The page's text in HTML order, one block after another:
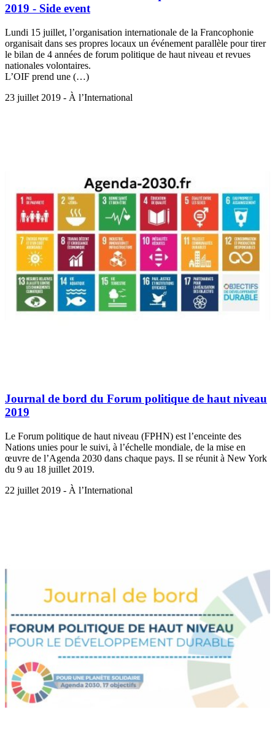
2019 - Side event
Lundi 15 juillet, l’organisation internationale de la Francophonie
organisait dans ses propres locaux un événement parallèle pour tirer
le bilan de 4 années de forum politique de haut niveau et revues
nationales volontaires.
L’OIF prend une (…)
23 juillet 2019 - À l’International
Journal de bord du Forum politique de haut niveau
2019
Le Forum politique de haut niveau (FPHN) est l’enceinte des
Nations unies pour le suivi, à l’échelle mondiale, de la mise en
œuvre de l’Agenda 2030 dans chaque pays. Il se réunit à New York
du 9 au 18 juillet 2019.
22 juillet 2019 - À l’International